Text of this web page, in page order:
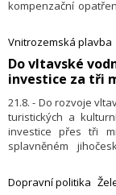
kompenzační
Vnitrozemská plavba
Do vltavské
investice za tři
21.8. - Do rozvoje
turistických a
investice přes tři
splavněném
služeb spojených s
dalších organizací.
Dopravní politika